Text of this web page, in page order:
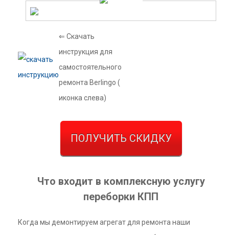
⇐ Скачать
инструкция для
самостоятельного
ремонта Berlingo (
иконка слева)
ПОЛУЧИТЬ СКИДКУ
Что входит в комплексную услугу
переборки КПП
Когда мы демонтируем агрегат для ремонта наши